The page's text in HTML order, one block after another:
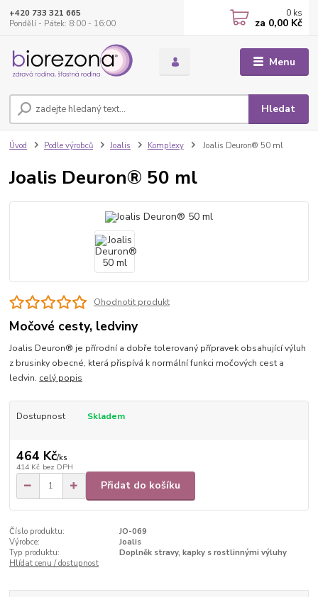
Menu
Hledat
+420 733 321 665
Pondělí - Pátek: 8:00 - 16:00
0 ks
za 0,00 Kč
Úvod Podle výrobců Joalis Komplexy Joalis Deuron® 50 ml
Joalis Deuron® 50 ml
Ohodnotit produkt
Močové cesty, ledviny
Joalis Deuron® je přírodní a dobře tolerovaný přípravek obsahující výluh
z brusinky obecné, která přispívá k normální funkci močových cest a
ledvin. celý popis
Dostupnost Skladem
464 Kč/ks
414 Kč bez DPH
Přidat do košíku
Číslo produktu:
JO-069
Výrobce:
Joalis
Typ produktu:
Doplněk stravy, kapky s rostlinnými výluhy
Hlídat cenu / dostupnost